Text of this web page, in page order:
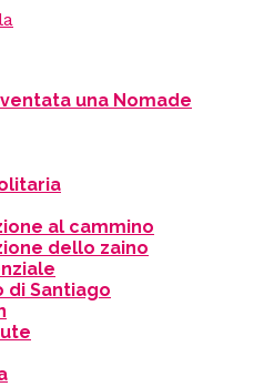
una Nomade
al cammino
dello zaino
di Santiago